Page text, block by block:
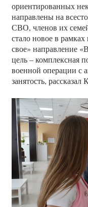
ориентированных
направлены на
СВО, членов их
стало новое в
свое» направление
цель – комплексная
военной операции с
занятость,